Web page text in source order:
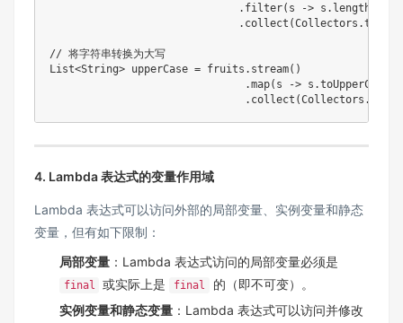
.filter(s -> s.length() >
// 将字符串转换为大写
List<String> upperCase = fruits.stream()
.map(s ->
4. Lambda 表达式的变量作用域
Lambda 表达式可以访问外部的局部变量、实例变量和静态
变量，但有如下限制：
局部变量 ：Lambda 表达式访问的局部变量必须是
final 或实际上是 final
的（即不可变）。
实例变量和静态变量 ：Lambda 表达式可以访问并修改